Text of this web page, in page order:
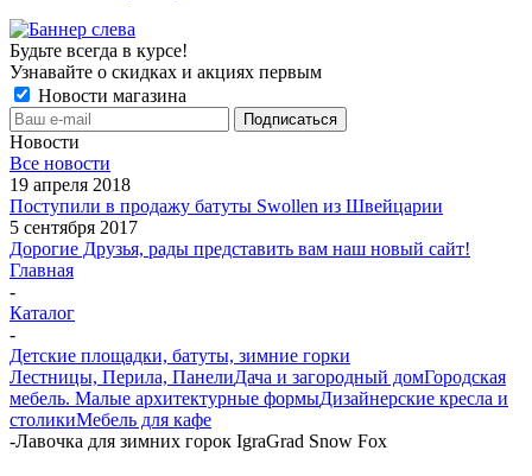
Будьте всегда в курсе!
Узнавайте о скидках и акциях первым
Новости магазина
Новости
Все новости
19 апреля 2018
Поступили в продажу батуты Swollen из Швейцарии
5 сентября 2017
Дорогие Друзья, рады представить вам наш новый сайт!
Главная
-
Каталог
-
Детские площадки, батуты, зимние горки
Лестницы, Перила, ПанелиДача и загородный домГородская
мебель. Малые архитектурные формыДизайнерские кресла и
столикиМебель для кафе
-Лавочка для зимних горок IgraGrad Snow Fox